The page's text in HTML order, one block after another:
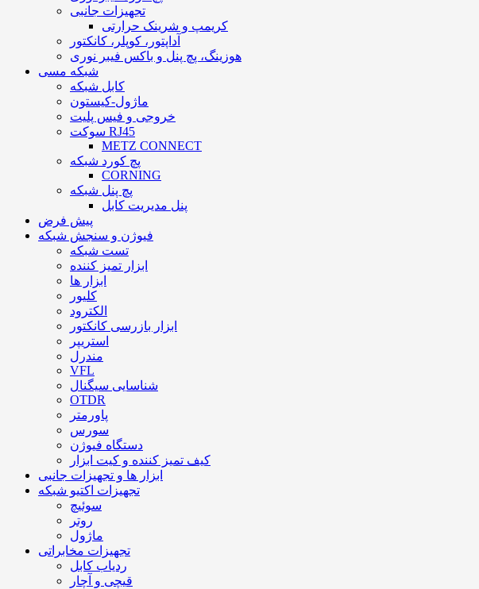
تجهیزات جانبی
کریمپ و شرینک حرارتی
آداپتور، کوپلر، کانکتور
هوزینگ، پچ پنل و باکس فیبر نوری
شبکه مسی
کابل شبکه
ماژول-کیستون
خروجی و فیس پلیت
سوکت RJ45
METZ CONNECT
پچ کورد شبکه
CORNING
پچ پنل شبکه
پنل مدیریت کابل
پیش فرض
فیوژن و سنجش شبکه
تست شبکه
ابزار تمیز کننده
ابزار ها
کلیور
الکترود
ابزار بازرسی کانکتور
استریپر
مندرل
VFL
شناسایی سیگنال
OTDR
پاورمتر
سورس
دستگاه فیوژن
کیف تمیز کننده و کیت ابزار
ابزار ها و تجهیزات جانبی
تجهیزات اکتیو شبکه
سوئیچ
روتر
ماژول
تجهیزات مخابراتی
ردیاب کابل
قیچی و آچار